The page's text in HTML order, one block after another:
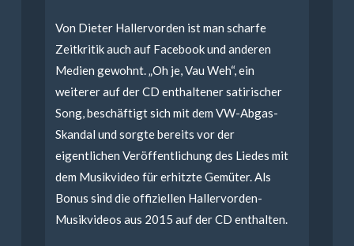
Von Dieter Hallervorden ist man scharfe
Zeitkritik auch auf Facebook und anderen
Medien gewohnt. „Oh je, Vau Weh“, ein
weiterer auf der CD enthaltener satirischer
Song, beschäftigt sich mit dem VW-Abgas-
Skandal und sorgte bereits vor der
eigentlichen Veröffentlichung des Liedes mit
dem Musikvideo für erhitzte Gemüter. Als
Bonus sind die offiziellen Hallervorden-
Musikvideos aus 2015 auf der CD enthalten.